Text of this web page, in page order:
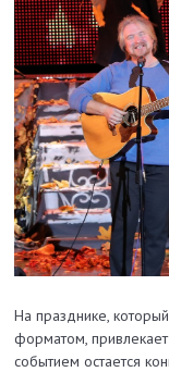
На празднике,
форматом,
событием остается